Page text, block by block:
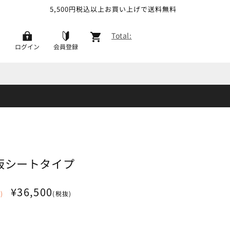
5,500円税込以上お買い上げで送料無料
ログイン 会員登録
ー
Total:
ートタイプ
¥36,500(税抜)